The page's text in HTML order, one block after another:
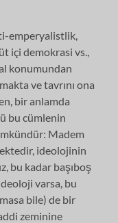
emperyalistlik,
içi demokrasi vs.,
konumundan
ve tavrını ona
bir anlamda
bu cümlenin
Madem
ideolojinin
bu kadar başıboş
varsa, bu
bile) de bir
zeminine